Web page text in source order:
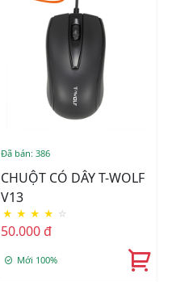
Đã bán: 386
CHUỘT CÓ DÂY T-WOLF
V13
★ ★ ★ ★ ☆
50.000 đ
Mới 100%